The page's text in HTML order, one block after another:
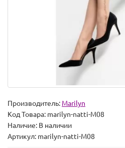
Производитель: Marilyn
Код Товара: marilyn-natti-M08
Наличие: В наличии
Артикул: marilyn-natti-M08